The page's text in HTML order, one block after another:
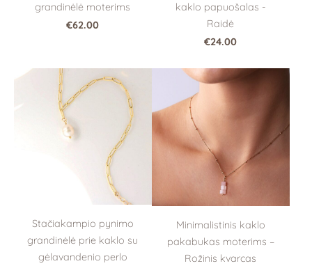
grandinėlė moterims
€62.00
kaklo papuošalas -
Raidė
€24.00
Stačiakampio pynimo
grandinėlė prie kaklo su
gėlavandenio perlo
Minimalistinis kaklo
pakabukas moterims –
Rožinis kvarcas